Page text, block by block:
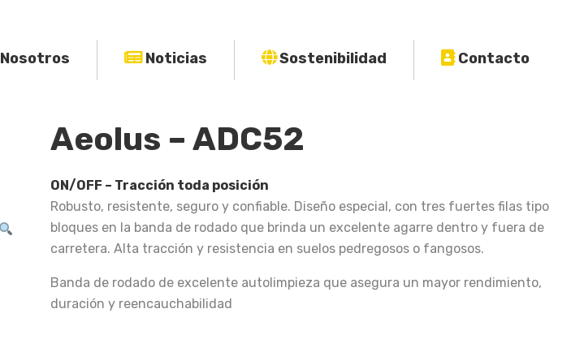
Nosotros Noticias Sostenibilidad Contacto
Aeolus – ADC52
ON/OFF – Tracción toda posición
Robusto, resistente, seguro y confiable. Diseño especial, con tres fuertes filas tipo
bloques en la banda de rodado que brinda un excelente agarre dentro y fuera de
carretera. Alta tracción y resistencia en suelos pedregosos o fangosos.
Banda de rodado de excelente autolimpieza que asegura un mayor rendimiento,
duración y reencauchabilidad